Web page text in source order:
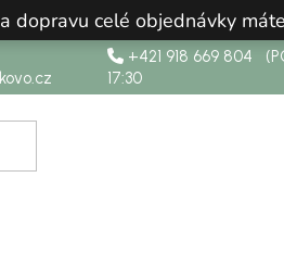
dopravu celé objednávky
+421 918 669 804
17:30